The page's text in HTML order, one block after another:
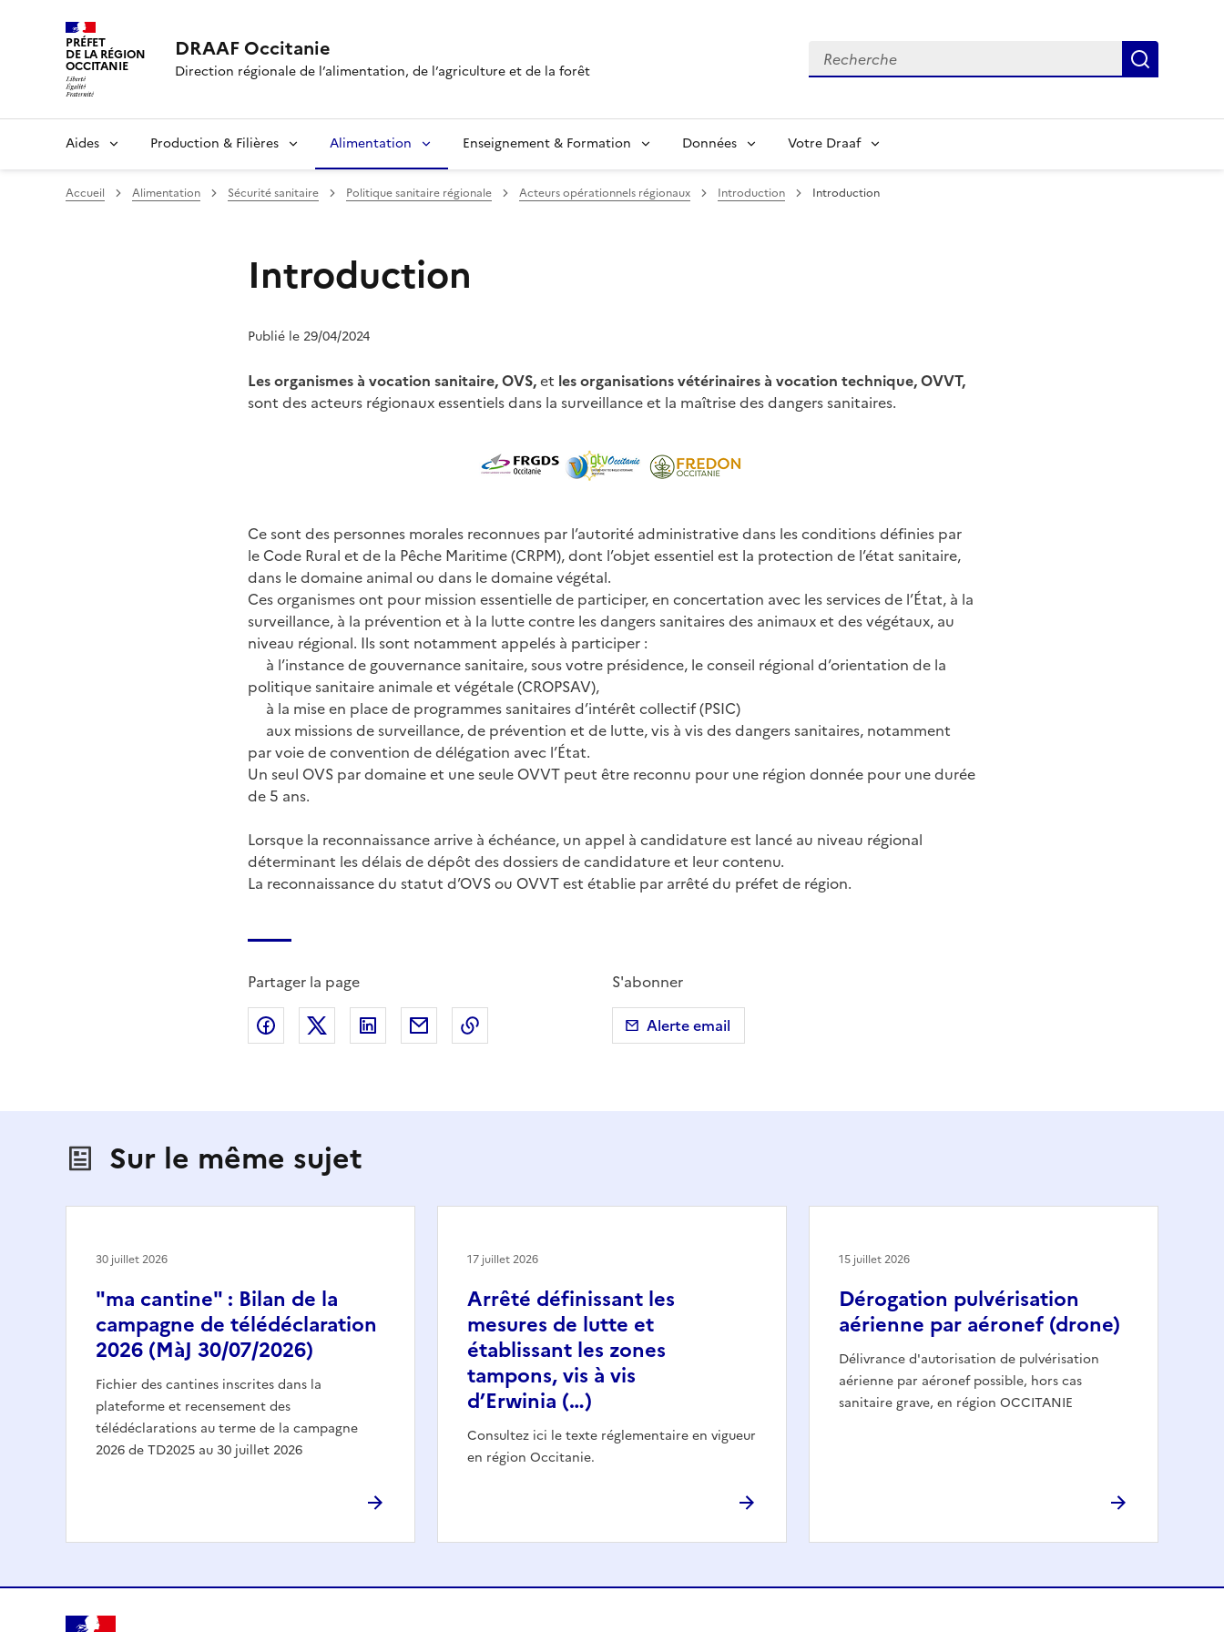
PRÉFET
DE LA RÉGION
OCCITANIE
DRAAF Occitanie
Direction régionale de l’alimentation, de l’agriculture et de la forêt
Recherche
Aides Production & Filières Alimentation Enseignement & Formation Données Votre Draaf
Accueil Alimentation Sécurité sanitaire Politique sanitaire régionale Acteurs opérationnels régionaux Introduction Introduction
Introduction
Publié le 29/04/2024
Les organismes à vocation sanitaire, OVS,et les organisations vétérinaires à vocation technique, OVVT,
sont des acteurs régionaux essentiels dans la surveillance et la maîtrise des dangers sanitaires.
Ce sont des personnes morales reconnues par l’autorité administrative dans les conditions définies par
le Code Rural et de la Pêche Maritime (CRPM), dont l’objet essentiel est la protection de l’état sanitaire,
dans le domaine animal ou dans le domaine végétal.
Ces organismes ont pour mission essentielle de participer, en concertation avec les services de l’État, à la
surveillance, à la prévention et à la lutte contre les dangers sanitaires des animaux et des végétaux, au
niveau régional. Ils sont notamment appelés à participer :
à l’instance de gouvernance sanitaire, sous votre présidence, le conseil régional d’orientation de la
politique sanitaire animale et végétale (CROPSAV),
à la mise en place de programmes sanitaires d’intérêt collectif (PSIC)
aux missions de surveillance, de prévention et de lutte, vis à vis des dangers sanitaires, notamment
par voie de convention de délégation avec l’État.
Un seul OVS par domaine et une seule OVVT peut être reconnu pour une région donnée pour une durée
de 5 ans.
Lorsque la reconnaissance arrive à échéance, un appel à candidature est lancé au niveau régional
déterminant les délais de dépôt des dossiers de candidature et leur contenu.
La reconnaissance du statut d’OVS ou OVVT est établie par arrêté du préfet de région.
Partager la page
Partager sur Facebook
Partager sur X (anciennement Twitter)
Partager sur LinkedIn
Partager par emailCopier dans le presse-papier
S'abonner
Alerte email
Sur le même sujet
"ma cantine" : Bilan de la
campagne de télédéclaration
2026 (MàJ 30/07/2026)
Fichier des cantines inscrites dans la
plateforme et recensement des
télédéclarations au terme de la campagne
2026 de TD2025 au 30 juillet 2026
30 juillet 2026
Arrêté définissant les
mesures de lutte et
établissant les zones
tampons, vis à vis
d’Erwinia (…)
Consultez ici le texte réglementaire en vigueur
en région Occitanie.
17 juillet 2026
Dérogation pulvérisation
aérienne par aéronef (drone)
Délivrance d'autorisation de pulvérisation
aérienne par aéronef possible, hors cas
sanitaire grave, en région OCCITANIE
15 juillet 2026